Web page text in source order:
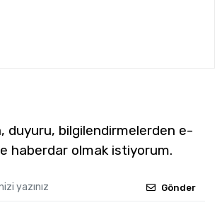
duyuru, bilgilendirmelerden e-
haberdar olmak istiyorum.
Gönder